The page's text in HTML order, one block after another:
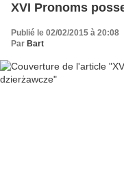
XVI Pronoms
Publié le 02/02/2015 à 20:08
Par Bart